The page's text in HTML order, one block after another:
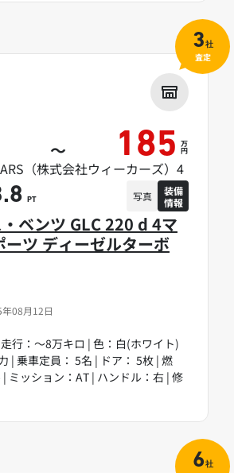
08月12日
ベンツ GLC 220 d 4マ
ーツ ディーゼルターボ
行：～8万キロ | 色：白(ホワイト)
| 乗車定員： 5名 | ドア： 5枚 | 燃
ミッション：AT | ハンドル：右 | 修
～ 185 万
円
（株式会社ウィーカーズ）4
PT 写真
装備
情報
3社
査定
6社